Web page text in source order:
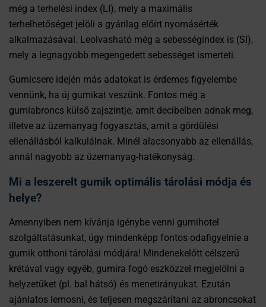
még a terhelési index (LI), mely a maximális
terhelhetőséget jelöli a gyárilag előírt nyomásérték
alkalmazásával. Leolvasható még a sebességindex is (SI),
mely a legnagyobb megengedett sebességet ismerteti.
Gumicsere idején más adatokat is érdemes figyelembe
vennünk, ha új gumikat veszünk. Fontos még a
gumiabroncs külső zajszintje, amit decibelben adnak meg,
illetve az üzemanyag fogyasztás, amit a gördülési
ellenállásból kalkulálnak. Minél alacsonyabb az ellenállás,
annál nagyobb az üzemanyag-hatékonyság.
Mi a leszerelt gumik optimális tárolási módja és
helye?
Amennyiben nem kívánja igénybe venni gumihotel
szolgáltatásunkat, úgy mindenképp fontos odafigyelnie a
gumik otthoni tárolási módjára! Mindenekelőtt célszerű
krétával vagy egyéb, gumira fogó eszközzel megjelölni a
helyzetüket (pl. bal hátsó) és menetirányukat. Ezután
ajánlatos lemosni, és teljesen megszárítani az abroncsokat